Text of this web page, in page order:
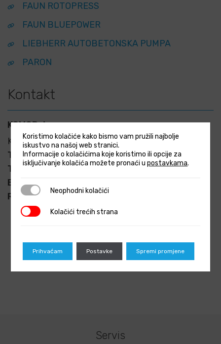
FAUN ROTOPRESS
FAUN BLUEPOWER
LIEBHERR AUTOBETONSKA PUMPA
PARON
Kontakt
KOMOP d.o.o
Kovinska 21, HR-10090 Zagreb-Susedgrad
Telefon:+385 (1) 4825 990
Telefaks:+385 (1) 4825 997
E-mail:
Radno vrijeme:pon-pet 08.00-16.00
Servis
Koristimo kolačiće kako bismo vam pružili najbolje
iskustvo na našoj web stranici.
Informacije o kolačićima koje koristimo ili opcije za
isključivanje kolačića možete pronaći upostavkama.
Neophodni kolačići
Neophodni kolačići
Kolačići trećih strana
Kolačići trećih strana
Prihvaćam Postavke Spremi promjene